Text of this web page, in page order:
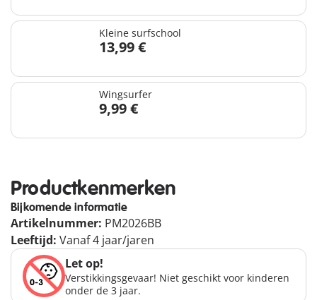
Kleine surfschool
13,99 €
Wingsurfer
9,99 €
Productkenmerken
Bijkomende informatie
Artikelnummer: PM2026BB
Leeftijd: Vanaf 4 jaar/jaren
Let op!
Verstikkingsgevaar! Niet geschikt voor kinderen
onder de 3 jaar.